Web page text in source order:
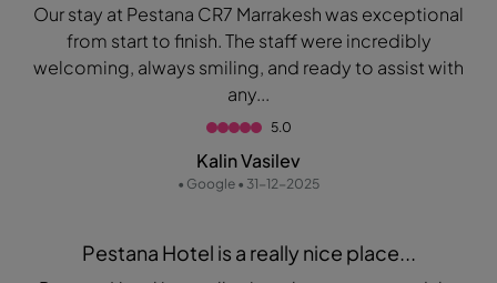
Our stay at Pestana CR7 Marrakesh was exceptional
from start to finish. The staff were incredibly
welcoming, always smiling, and ready to assist with
any...
5.0
Kalin Vasilev
• Google • 31-12-2025
Pestana Hotel is a really nice place...